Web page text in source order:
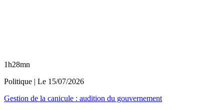
1h28mn
Politique | Le 15/07/2026
Gestion de la canicule : audition du gouvernement